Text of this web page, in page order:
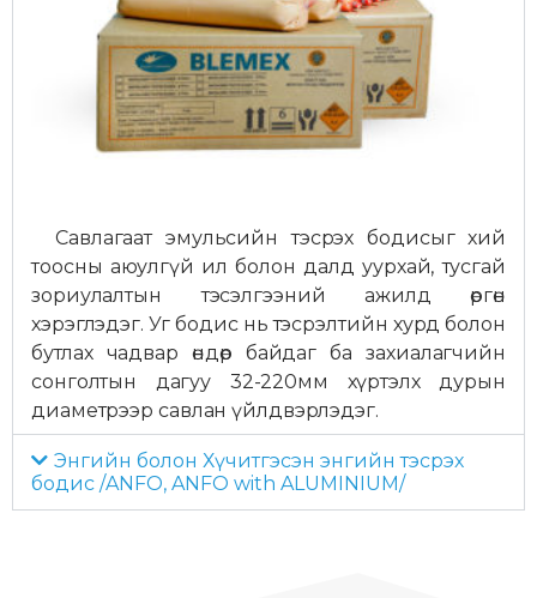
Савлагаат эмульсийн тэсрэх бодисыг хий
тоосны аюулгүй ил болон далд уурхай, тусгай
зориулалтын тэсэлгээний ажилд өргөн
хэрэглэдэг. Уг бодис нь тэсрэлтийн хурд болон
бутлах чадвар өндөр байдаг ба захиалагчийн
сонголтын дагуу 32-220мм хүртэлх дурын
диаметрээр савлан үйлдвэрлэдэг.
Энгийн болон Хүчитгэсэн энгийн тэсрэх
бодис /ANFO, ANFO with ALUMINIUM/